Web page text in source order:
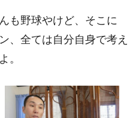
も野球やけど、そこに
、全ては自分自身で考え
。